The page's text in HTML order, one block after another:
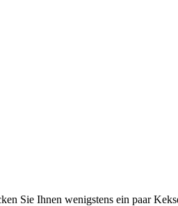
Sie Ihnen wenigstens ein paar